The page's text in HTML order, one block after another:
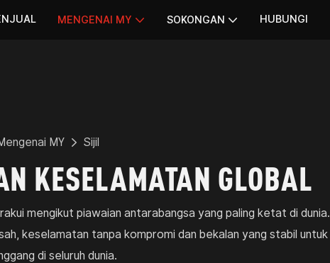
MENGENAI MY SOKONGAN HUBUNGI
MY Sijil
KESELAMATAN GLOBAL
mengikut piawaian antarabangsa yang paling ketat di dunia.
keselamatan tanpa kompromi dan bekalan yang stabil untuk
di seluruh dunia.